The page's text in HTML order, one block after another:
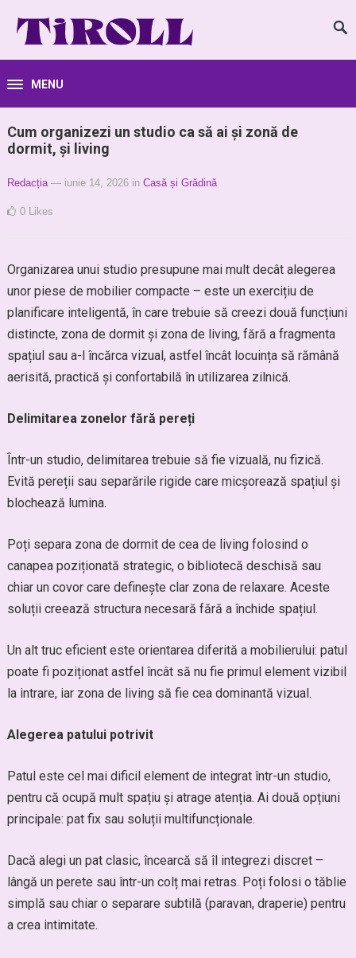
MENU
Cum organizezi un studio ca să ai și zonă de
dormit, și living
Redacția — iunie 14, 2026 in Casă și Grădină
0 Likes
Organizarea unui studio presupune mai mult decât alegerea
unor piese de mobilier compacte – este un exercițiu de
planificare inteligentă, în care trebuie să creezi două funcțiuni
distincte, zona de dormit și zona de living, fără a fragmenta
spațiul sau a-l încărca vizual, astfel încât locuința să rămână
aerisită, practică și confortabilă în utilizarea zilnică.
Delimitarea zonelor fără pereți
Într-un studio, delimitarea trebuie să fie vizuală, nu fizică.
Evită pereții sau separările rigide care micșorează spațiul și
blochează lumina.
Poți separa zona de dormit de cea de living folosind o
canapea poziționată strategic, o bibliotecă deschisă sau
chiar un covor care definește clar zona de relaxare. Aceste
soluții creează structura necesară fără a închide spațiul.
Un alt truc eficient este orientarea diferită a mobilierului: patul
poate fi poziționat astfel încât să nu fie primul element vizibil
la intrare, iar zona de living să fie cea dominantă vizual.
Alegerea patului potrivit
Patul este cel mai dificil element de integrat într-un studio,
pentru că ocupă mult spațiu și atrage atenția. Ai două opțiuni
principale: pat fix sau soluții multifuncționale.
Dacă alegi un pat clasic, încearcă să îl integrezi discret –
lângă un perete sau într-un colț mai retras. Poți folosi o tăblie
simplă sau chiar o separare subtilă (paravan, draperie) pentru
a crea intimitate.